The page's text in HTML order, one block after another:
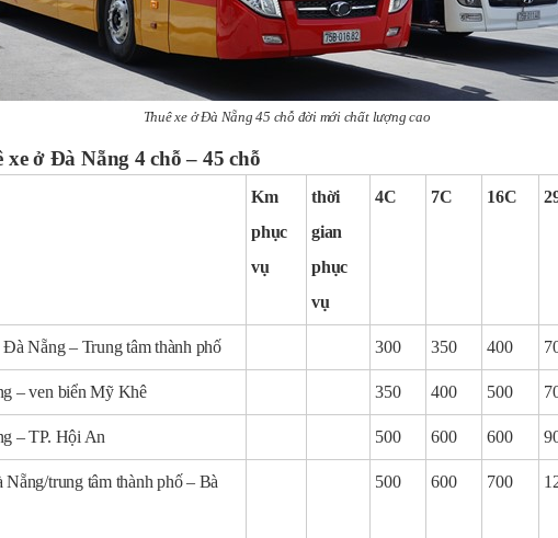
Thuê xe ở Đà Nẵng 45 chỗ đời mới chất lượng cao
xe ở Đà Nẵng 4 chỗ – 45 chỗ
Km
phục
vụ
thời
gian
phục
vụ
4C 7C 16C
Nẵng – Trung tâm thành phố 300 350 400
– ven biển Mỹ Khê 350 400 500
– TP. Hội An 500 600 600
trung tâm thành phố – Bà
500 600 700